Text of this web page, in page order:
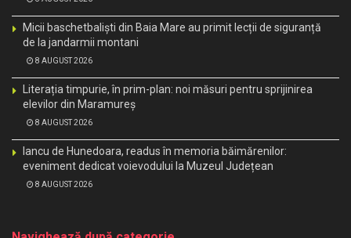
Micii baschetbaliști din Baia Mare au primit lecții de siguranță
de la jandarmii montani
8 AUGUST 2026
Literația timpurie, în prim-plan: noi măsuri pentru sprijinirea
elevilor din Maramureș
8 AUGUST 2026
Iancu de Hunedoara, readus în memoria băimărenilor:
eveniment dedicat voievodului la Muzeul Județean
8 AUGUST 2026